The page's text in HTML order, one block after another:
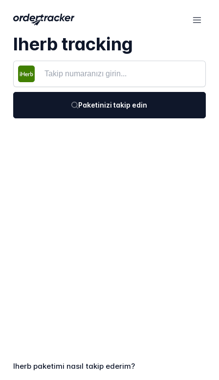
Iherb tracking
Paketinizi takip edin
Iherb paketimi nasıl takip ederim?